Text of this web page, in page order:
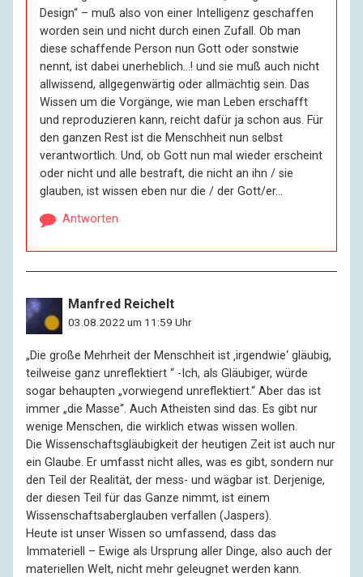
Design“ – muß also von einer Intelligenz geschaffen
worden sein und nicht durch einen Zufall. Ob man
diese schaffende Person nun Gott oder sonstwie
nennt, ist dabei unerheblich…! und sie muß auch nicht
allwissend, allgegenwärtig oder allmächtig sein. Das
Wissen um die Vorgänge, wie man Leben erschafft
und reproduzieren kann, reicht dafür ja schon aus. Für
den ganzen Rest ist die Menschheit nun selbst
verantwortlich. Und, ob Gott nun mal wieder erscheint
oder nicht und alle bestraft, die nicht an ihn / sie
glauben, ist wissen eben nur die / der Gott/er…
Antworten
Manfred Reichelt
03.08.2022 um 11:59 Uhr
„Die große Mehrheit der Menschheit ist ‚irgendwie‘ gläubig,
teilweise ganz unreflektiert “ -Ich, als Gläubiger, würde
sogar behaupten „vorwiegend unreflektiert.“ Aber das ist
immer „die Masse“. Auch Atheisten sind das. Es gibt nur
wenige Menschen, die wirklich etwas wissen wollen.
Die Wissenschaftsgläubigkeit der heutigen Zeit ist auch nur
ein Glaube. Er umfasst nicht alles, was es gibt, sondern nur
den Teil der Realität, der mess- und wägbar ist. Derjenige,
der diesen Teil für das Ganze nimmt, ist einem
Wissenschaftsaberglauben verfallen (Jaspers).
Heute ist unser Wissen so umfassend, dass das
Immateriell – Ewige als Ursprung aller Dinge, also auch der
materiellen Welt, nicht mehr geleugnet werden kann.